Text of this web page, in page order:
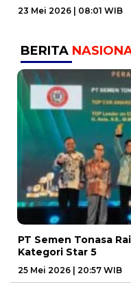
23 Mei 2026 | 08:01 WIB
BERITA
PT Semen Tonasa
Kategori Star 5
25 Mei 2026 | 20:57 WIB